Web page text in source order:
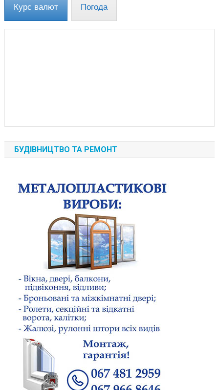
Курс валют Погода
БУДІВНИЦТВО ТА РЕМОНТ